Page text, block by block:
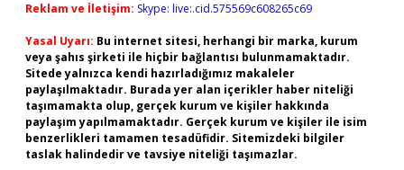
Reklam ve İletişim: Skype: live:.cid.575569c608265c69
Yasal Uyarı: Bu internet sitesi, herhangi bir marka, kurum
veya şahıs şirketi ile hiçbir bağlantısı bulunmamaktadır.
Sitede yalnızca kendi hazırladığımız makaleler
paylaşılmaktadır. Burada yer alan içerikler haber niteliği
taşımamakta olup, gerçek kurum ve kişiler hakkında
paylaşım yapılmamaktadır. Gerçek kurum ve kişiler ile isim
benzerlikleri tamamen tesadüfidir. Sitemizdeki bilgiler
taslak halindedir ve tavsiye niteliği taşımazlar.